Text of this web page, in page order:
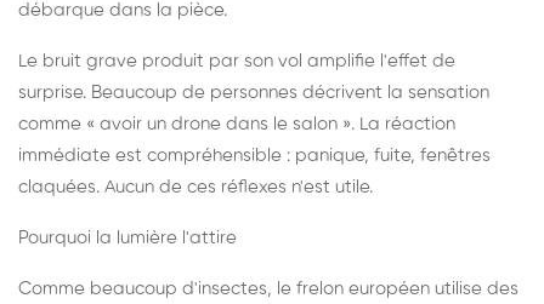
débarque dans la pièce.
Le bruit grave produit par son vol amplifie l'effet de
surprise. Beaucoup de personnes décrivent la sensation
comme « avoir un drone dans le salon ». La réaction
immédiate est compréhensible : panique, fuite, fenêtres
claquées. Aucun de ces réflexes n'est utile.
Pourquoi la lumière l'attire
Comme beaucoup d'insectes, le frelon européen utilise des